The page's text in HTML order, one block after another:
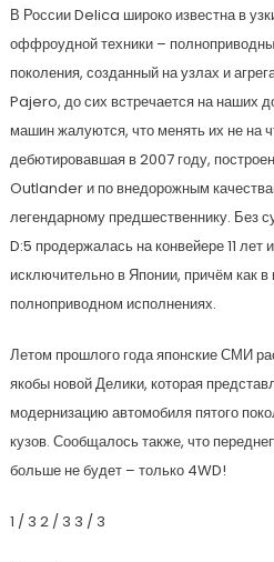
В России Delica широко известна в
оффроудной техники –
поколения, созданный на узлах и
Pajero, до сих встречается на наших
машин жалуются, что менять их не на
дебютировавшая в 2007 году,
Outlander и по внедорожным
легендарному предшественнику. Без
D:5 продержалась на конвейере 11 лет
исключительно в Японии, причём как
полноприводном исполнениях.
Летом прошлого года японские СМИ
якобы новой Делики, которая
модернизацию автомобиля пятого
кузов. Сообщалось также, что
больше не будет – только 4WD!
1 / 3 2/ 3 3 / 3